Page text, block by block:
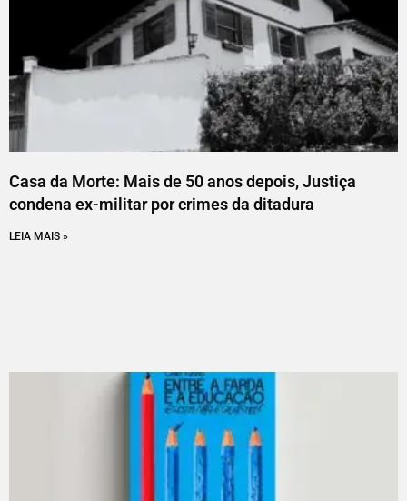
Casa da Morte: Mais de 50 anos depois, Justiça
condena ex-militar por crimes da ditadura
LEIA MAIS »